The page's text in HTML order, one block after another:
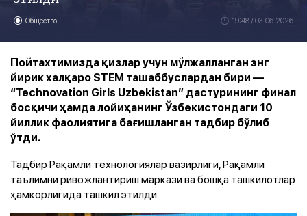
Общество 19:48 / 03.06.2026
Пойтахтимизда қизлар учун мўлжалланган энг
йирик халқаро STEM ташаббуслардан бири —
“Technovation Girls Uzbekistan” дастурининг финал
босқичи ҳамда лойиҳанинг Ўзбекистондаги 10
йиллик фаолиятига бағишланган тадбир бўлиб
ўтди.
Тадбир Рақамли технологиялар вазирлиги, Рақамли
таълимни ривожлантириш маркази ва бошқа ташкилотлар
ҳамкорлигида ташкил этилди.